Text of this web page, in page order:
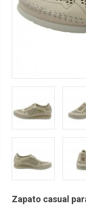
Zapato casual